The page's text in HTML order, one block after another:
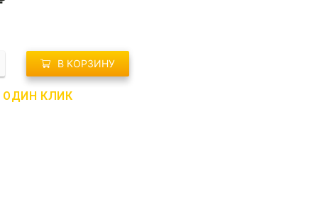
В КОРЗИНУ
ОДИН КЛИК